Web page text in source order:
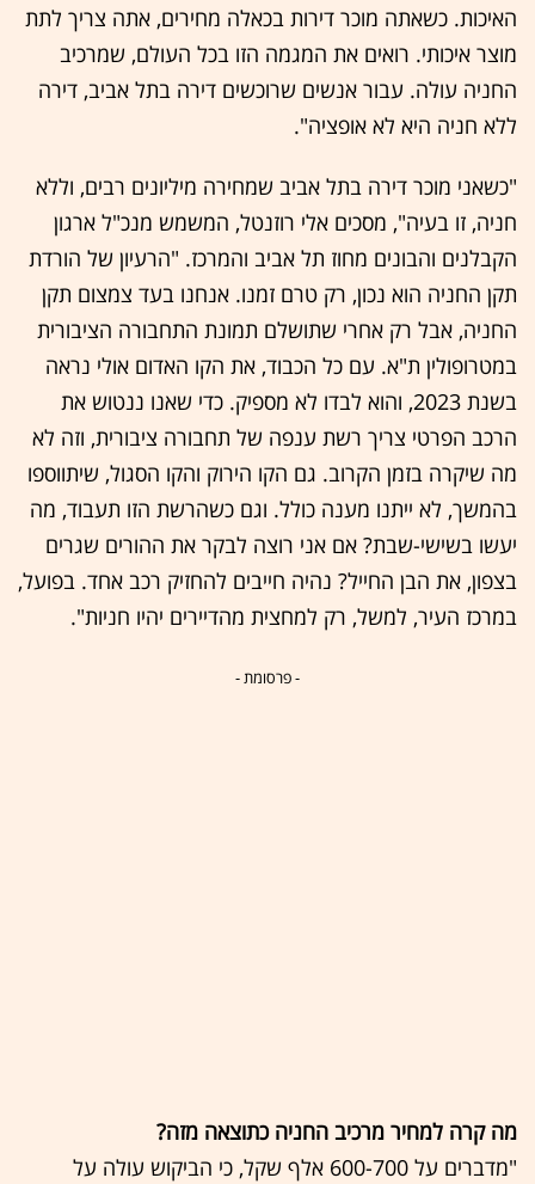
האיכות. כשאתה מוכר דירות בכאלה מחירים, אתה צריך לתת
מוצר איכותי. רואים את המגמה הזו בכל העולם, שמרכיב
החניה עולה. עבור אנשים שרוכשים דירה בתל אביב, דירה
ללא חניה היא לא אופציה".
"כשאני מוכר דירה בתל אביב שמחירה מיליונים רבים, וללא
חניה, זו בעיה", מסכים אלי רוזנטל, המשמש מנכ"ל ארגון
הקבלנים והבונים מחוז תל אביב והמרכז. "הרעיון של הורדת
תקן החניה הוא נכון, רק טרם זמנו. אנחנו בעד צמצום תקן
החניה, אבל רק אחרי שתושלם תמונת התחבורה הציבורית
במטרופולין ת"א. עם כל הכבוד, את הקו האדום אולי נראה
בשנת 2023, והוא לבדו לא מספיק. כדי שאנו ננטוש את
הרכב הפרטי צריך רשת ענפה של תחבורה ציבורית, וזה לא
מה שיקרה בזמן הקרוב. גם הקו הירוק והקו הסגול, שיתווספו
בהמשך, לא ייתנו מענה כולל. וגם כשהרשת הזו תעבוד, מה
יעשו בשישי-שבת? אם אני רוצה לבקר את ההורים שגרים
בצפון, את הבן החייל? נהיה חייבים להחזיק רכב אחד. בפועל,
במרכז העיר, למשל, רק למחצית מהדיירים יהיו חניות".
- פרסומת -
מה קרה למחיר מרכיב החניה כתוצאה מזה?
"מדברים על 600-700 אלף שקל, כי הביקוש עולה על